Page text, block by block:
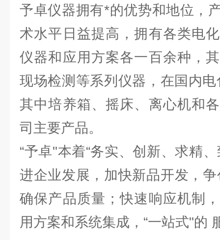
予卓仪器拥有*的优势和地位，
术水平日益提高，拥有各类电
仪器和应用方案各一百余种，
现场检测等系列仪器，在国内
其中培养箱、摇床、离心机和
司主要产品。
“予卓"本着“务实、创新、求精
进企业发展，加快新品开发，
确保产品质量；快速响应机制
用方案和系统集成，“一站式"的